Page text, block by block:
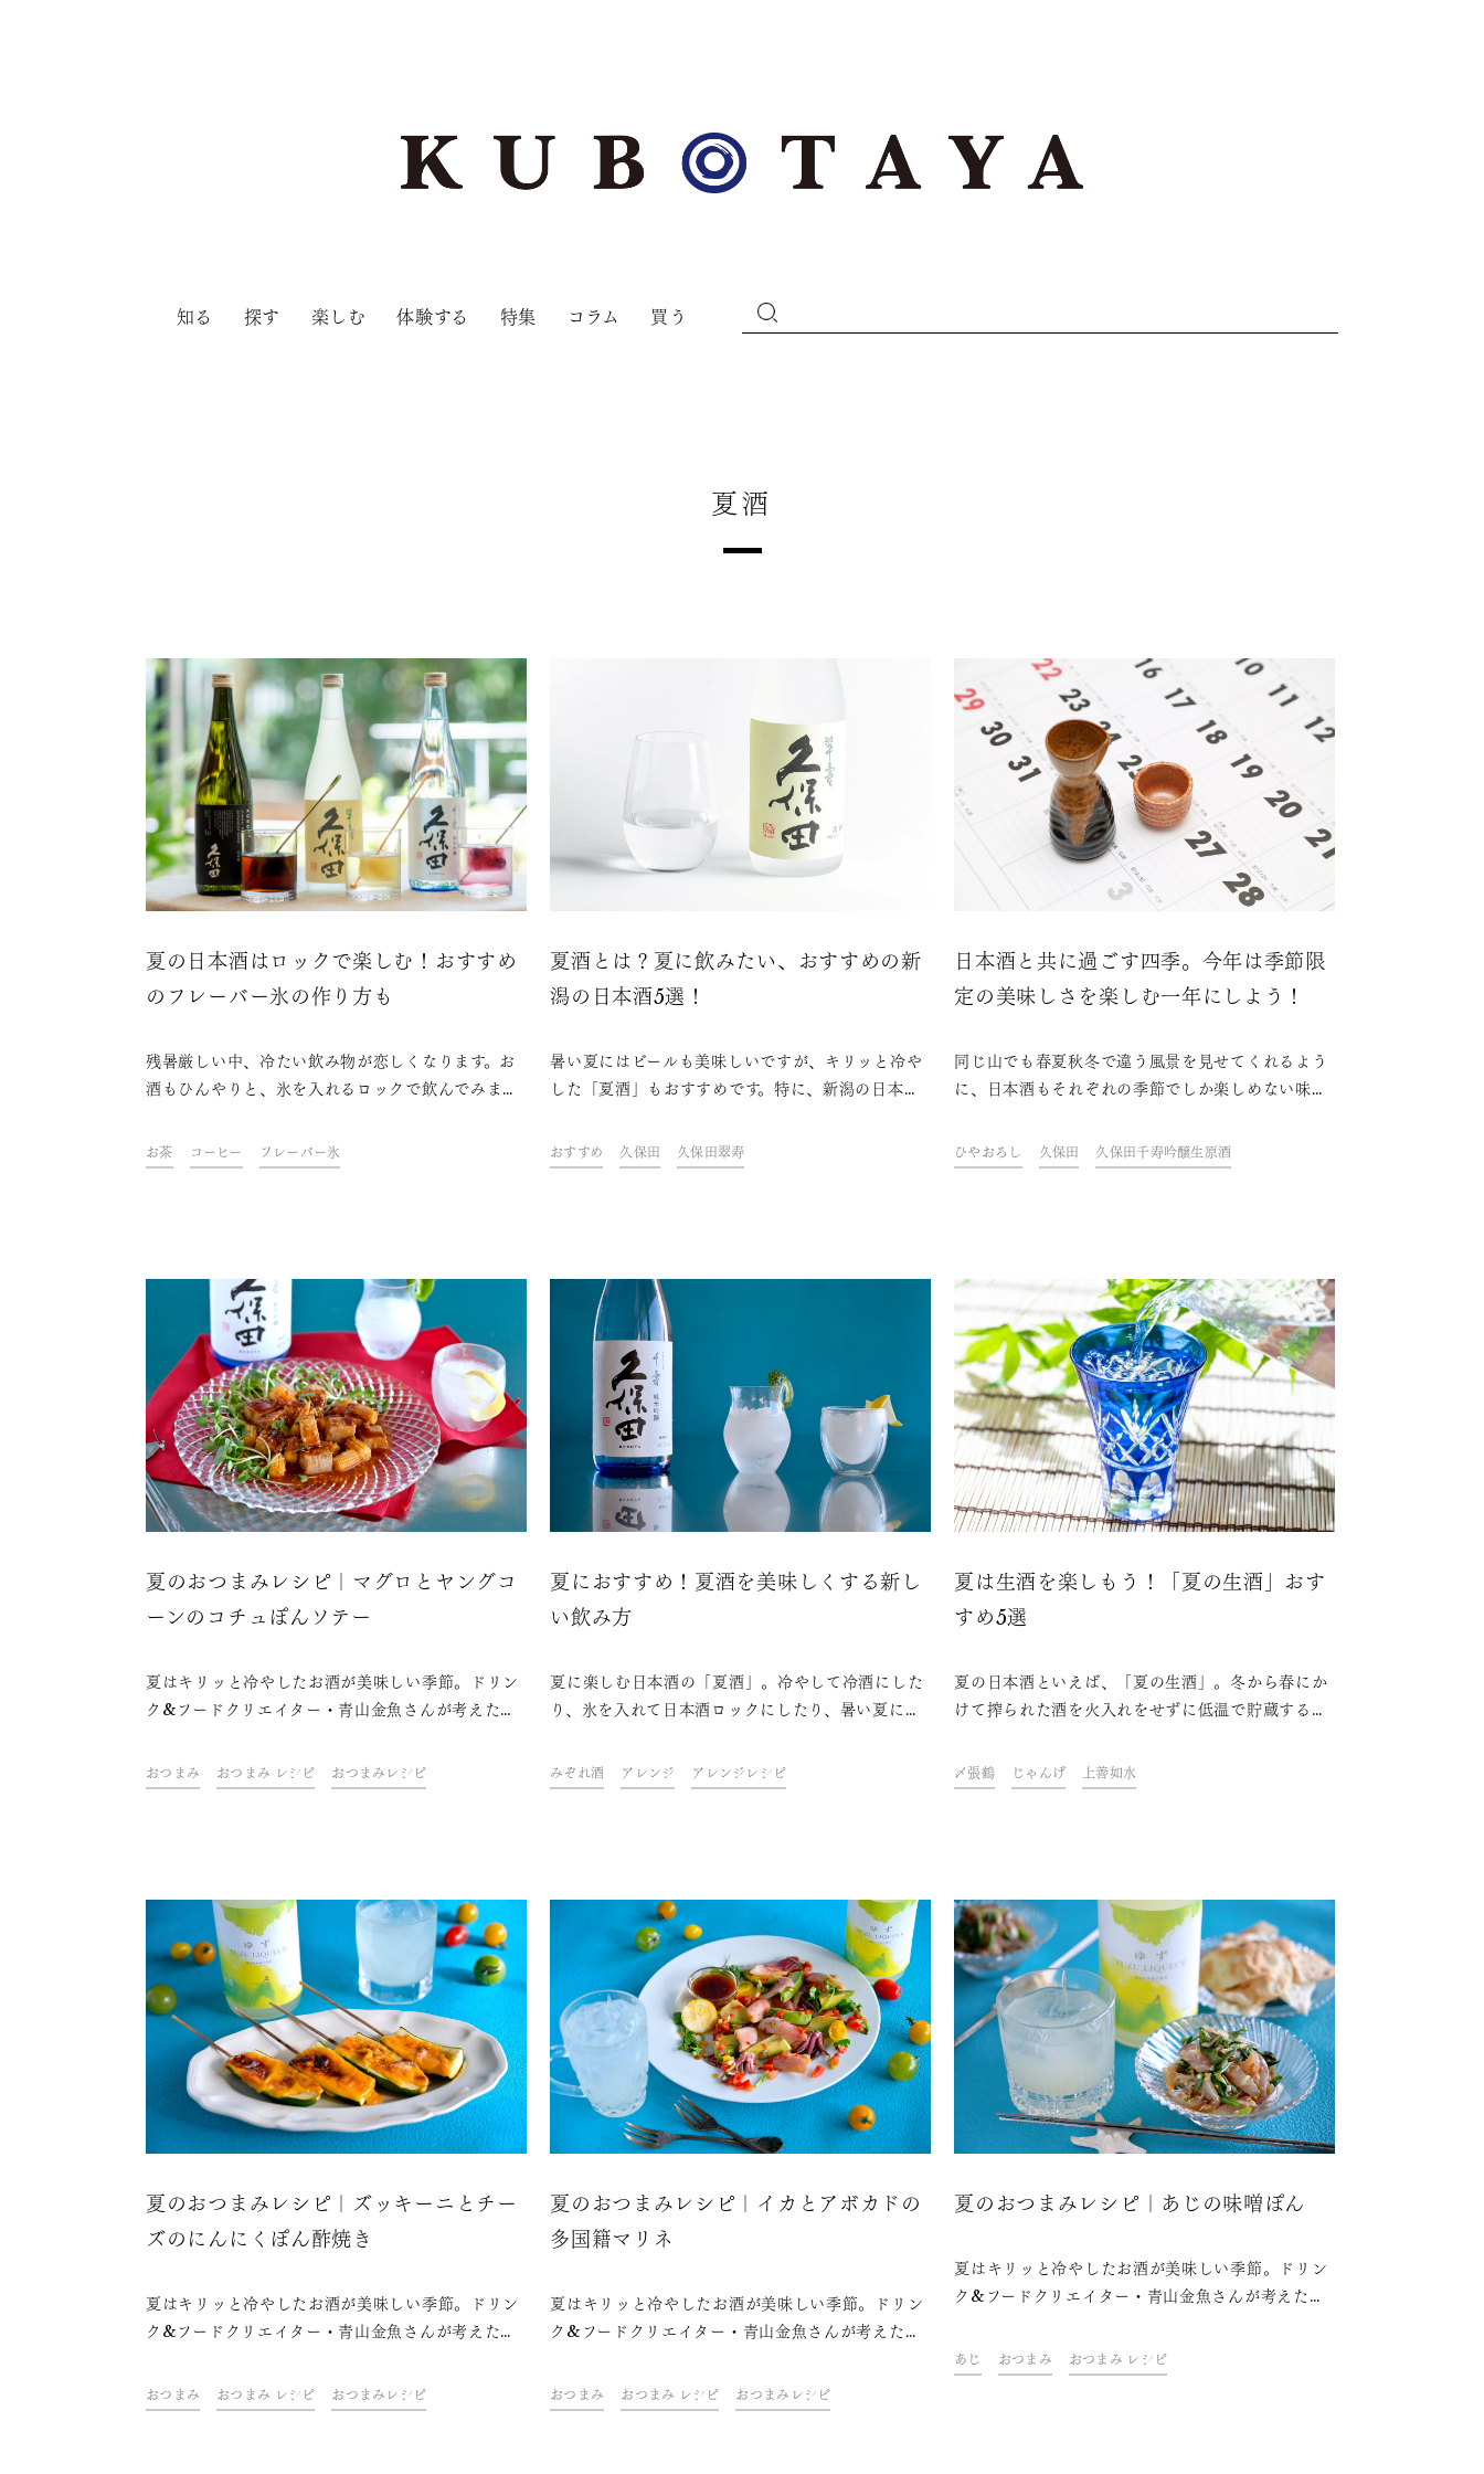
知る 探す 楽しむ 体験する 特集 コラム 買う
夏酒
夏の日本酒はロックで楽しむ！おすすめ
のフレーバー氷の作り方も
残暑厳しい中、冷たい飲み物が恋しくなります。お
酒もひんやりと、氷を入れるロックで飲んでみませ
あるかもしれませんが、実は日本酒にもおすすめの
飲み方なんです。今回はロックで飲むのにおすすめ
お茶 コーヒー フレーバー氷
夏酒とは？夏に飲みたい、おすすめの新
潟の日本酒5選！
暑い夏にはビールも美味しいですが、キリッと冷や
した「夏酒」もおすすめです。特に、新潟の日本酒
では、夏酒の特徴のほか、夏酒としておすすめした
い新潟の日本酒を5つご紹介します
おすすめ 久保田 久保田翠寿
日本酒と共に過ごす四季。今年は季節限
定の美味しさを楽しむ一年にしよう！
同じ山でも春夏秋冬で違う風景を見せてくれるよう
に、日本酒もそれぞれの季節でしか楽しめない味と
の特徴やそれに当てはまる銘酒「久保田」、そして
四季折々の酒蔵の様子を紹介します。本記事を参考
ひやおろし 久保田 久保田千寿吟醸生原酒
夏のおつまみレシピ｜マグロとヤングコ
ーンのコチュぽんソテー
夏はキリッと冷やしたお酒が美味しい季節。ドリン
ク&フードクリエイター・青山金魚さんが考えた、
ます。
おつまみ おつまみ レシピ おつまみレシピ
夏におすすめ！夏酒を美味しくする新し
い飲み方
夏に楽しむ日本酒の「夏酒」。冷やして冷酒にした
り、氷を入れて日本酒ロックにしたり、暑い夏にぴ
な定番の飲み方以外にも、見た目もおしゃれに楽し
める夏らしい飲み方を今年は試してみませんか？ド
みぞれ酒 アレンジ アレンジレシピ
夏は生酒を楽しもう！「夏の生酒」おす
すめ5選
夏の日本酒といえば、「夏の生酒」。冬から春にか
けて搾られた酒を火入れをせずに低温で貯蔵するこ
るのが夏の生酒の特徴です。そんなおすすめの「夏
の生酒」を、新潟の酒蔵から5つ紹介します。
〆張鶴 じゃんげ 上善如水
夏のおつまみレシピ｜ズッキーニとチー
ズのにんにくぽん酢焼き
夏はキリッと冷やしたお酒が美味しい季節。ドリン
ク&フードクリエイター・青山金魚さんが考えた、
ます。
おつまみ おつまみ レシピ おつまみレシピ
夏のおつまみレシピ｜イカとアボカドの
多国籍マリネ
夏はキリッと冷やしたお酒が美味しい季節。ドリン
ク&フードクリエイター・青山金魚さんが考えた、
ます。
おつまみ おつまみ レシピ おつまみレシピ
夏のおつまみレシピ｜あじの味噌ぽん
夏はキリッと冷やしたお酒が美味しい季節。ドリン
ク&フードクリエイター・青山金魚さんが考えた、
ます。
あじ おつまみ おつまみ レシピ